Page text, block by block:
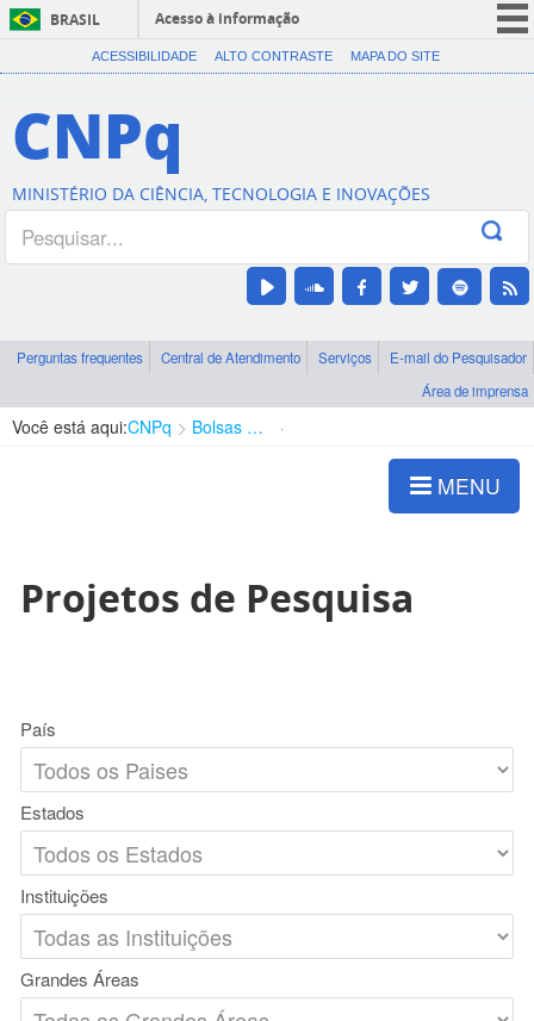
BRASIL
Acesso à informação
CORONAVÍRUS (COVID-19)
Canais
ACESSIBILIDADE ALTO CONTRASTE MAPA DO SITE
CNPq
MINISTÉRIO DA CIÊNCIA, TECNOLOGIA E INOVAÇÕES
Perguntas frequentes Central de Atendimento Serviços
E-mail do Pesquisador
Área de imprensa
Você está aqui:CNPq Bolsas e Auxílios Vigentes
MENU
Projetos de Pesquisa
País
Estados
Instituições
Grandes Áreas